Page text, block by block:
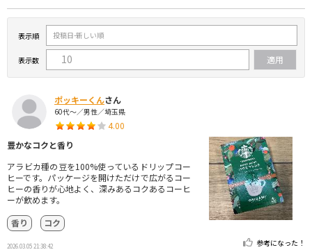
表示順
表示数
ポッキーくんさん
60代～／男性／埼玉県
4.00
豊かなコクと香り
アラビカ種の豆を100%使っているドリップコー
ヒーです。パッケージを開けただけで広がるコー
ヒーの香りが心地よく、深みあるコクあるコーヒ
ーが飲めます。
香り
コク
2026.03.05 21:38:42 参考になった！